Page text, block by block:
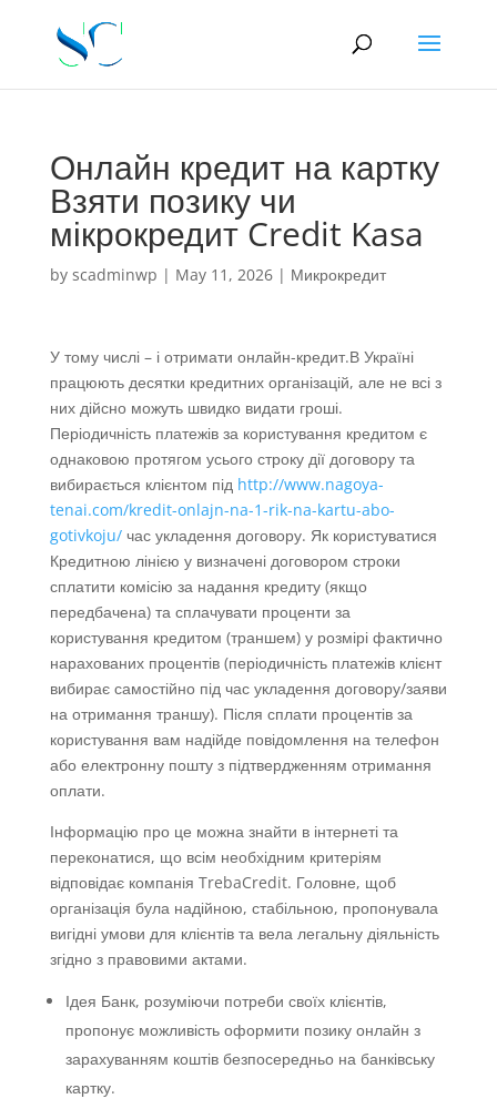
Онлайн кредит на картку
Взяти позику чи
мікрокредит Credit Kasa
by scadminwp | May 11, 2026| Микрокредит
У тому числі – і отримати онлайн-кредит.В Україні
працюють десятки кредитних організацій, але не всі з
них дійсно можуть швидко видати гроші.
Періодичність платежів за користування кредитом є
однаковою протягом усього строку дії договору та
вибирається клієнтом під http://www.nagoya-
tenai.com/kredit-onlajn-na-1-rik-na-kartu-abo-
gotivkoju/час укладення договору. Як користуватися
Кредитною лінією у визначені договором строки
сплатити комісію за надання кредиту (якщо
передбачена) та сплачувати проценти за
користування кредитом (траншем) у розмірі фактично
нарахованих процентів (періодичність платежів клієнт
вибирає самостійно під час укладення договору/заяви
на отримання траншу). Після сплати процентів за
користування вам надійде повідомлення на телефон
або електронну пошту з підтвердженням отримання
оплати.
Інформацію про це можна знайти в інтернеті та
переконатися, що всім необхідним критеріям
відповідає компанія TrebaCredit. Головне, щоб
організація була надійною, стабільною, пропонувала
вигідні умови для клієнтів та вела легальну діяльність
згідно з правовими актами.
Ідея Банк, розуміючи потреби своїх клієнтів,
пропонує можливість оформити позику онлайн з
зарахуванням коштів безпосередньо на банківську
картку.